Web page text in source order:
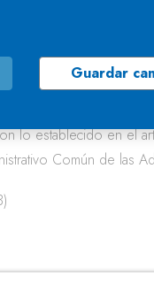
de 10 de
consulta pública de
de la
lo establecido en el
Común de las
Guardar